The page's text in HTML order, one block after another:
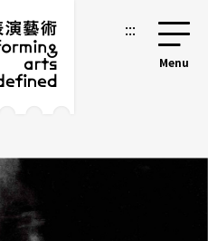
:::